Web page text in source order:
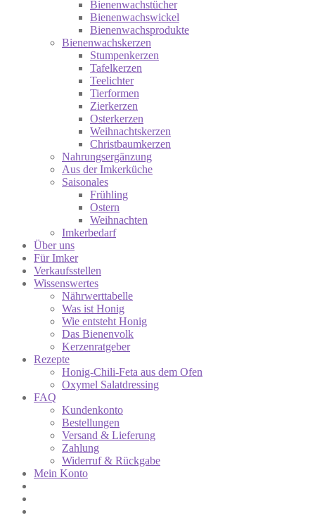
Bienenwachstücher
Bienenwachswickel
Bienenwachsprodukte
Bienenwachskerzen
Stumpenkerzen
Tafelkerzen
Teelichter
Tierformen
Zierkerzen
Osterkerzen
Weihnachtskerzen
Christbaumkerzen
Nahrungsergänzung
Aus der Imkerküche
Saisonales
Frühling
Ostern
Weihnachten
Imkerbedarf
Über uns
Für Imker
Verkaufsstellen
Wissenswertes
Nährwerttabelle
Was ist Honig
Wie entsteht Honig
Das Bienenvolk
Kerzenratgeber
Rezepte
Honig-Chili-Feta aus dem Ofen
Oxymel Salatdressing
FAQ
Kundenkonto
Bestellungen
Versand & Lieferung
Zahlung
Widerruf & Rückgabe
Mein Konto